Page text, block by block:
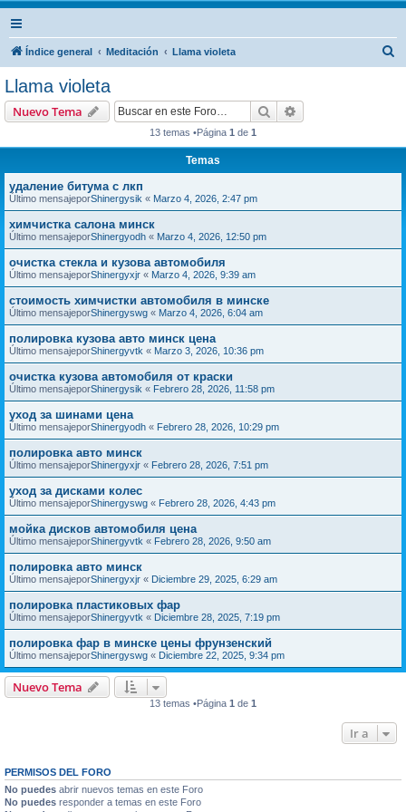
Índice general Meditación Llama violeta
Llama violeta
Nuevo Tema Buscar
13 temas •Página 1 de 1
Temas
удаление битума с лкп
Último mensajeporShinergysik « Marzo 4, 2026, 2:47 pm
химчистка салона минск
Último mensajeporShinergyodh « Marzo 4, 2026, 12:50 pm
очистка стекла и кузова автомобиля
Último mensajeporShinergyxjr « Marzo 4, 2026, 9:39 am
стоимость химчистки автомобиля в минске
Último mensajeporShinergyswg « Marzo 4, 2026, 6:04 am
полировка кузова авто минск цена
Último mensajeporShinergyvtk « Marzo 3, 2026, 10:36 pm
очистка кузова автомобиля от краски
Último mensajeporShinergysik « Febrero 28, 2026, 11:58 pm
уход за шинами цена
Último mensajeporShinergyodh « Febrero 28, 2026, 10:29 pm
полировка авто минск
Último mensajeporShinergyxjr « Febrero 28, 2026, 7:51 pm
уход за дисками колес
Último mensajeporShinergyswg « Febrero 28, 2026, 4:43 pm
мойка дисков автомобиля цена
Último mensajeporShinergyvtk « Febrero 28, 2026, 9:50 am
полировка авто минск
Último mensajeporShinergyxjr « Diciembre 29, 2025, 6:29 am
полировка пластиковых фар
Último mensajeporShinergyvtk « Diciembre 28, 2025, 7:19 pm
полировка фар в минске цены фрунзенский
Último mensajeporShinergyswg « Diciembre 22, 2025, 9:34 pm
Nuevo Tema
13 temas •Página 1 de 1
Ir a
PERMISOS DEL FORO
No puedes abrir nuevos temas en este Foro
No puedes responder a temas en este Foro